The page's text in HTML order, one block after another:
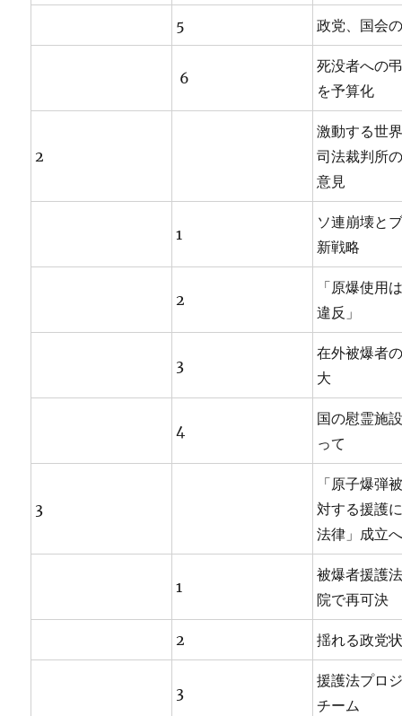
5 政党、国会
6
死没者への
を予算化
2
激動する世
司法裁判所
意見
1
ソ連崩壊と
新戦略
2
「原爆使用
違反」
3
在外被爆者
大
4
国の慰霊施
って
3
「原子爆弾
対する援護
法律」成立
1
被爆者援護
院で再可決
2 揺れる政党
3
援護法プロ
チーム